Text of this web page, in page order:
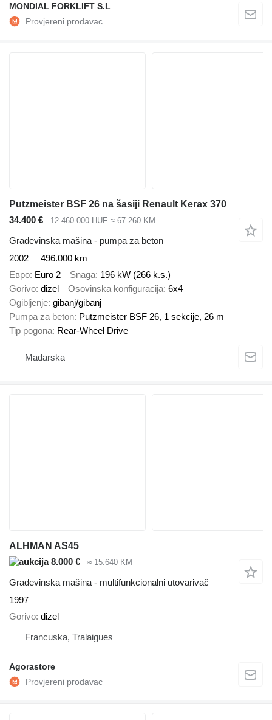
MONDIAL FORKLIFT S.L
Putzmeister BSF 26 na šasiji Renault Kerax 370
34.400 €
12.460.000 HUF ≈ 67.260 KM
Građevinska mašina - pumpa za beton
2002
496.000 km
Евро Euro 2 Snaga 196 kW (266 k.s.)
Gorivo dizel Osovinska konfiguracija 6x4
Ogibljenje gibanj/gibanj
Pumpa za beton Putzmeister BSF 26, 1 sekcije, 26 m
Tip pogona Rear-Wheel Drive
Mađarska
ALHMAN AS45
8.000 €
≈ 15.640 KM
Građevinska mašina - multifunkcionalni utovarivač
1997
Gorivo dizel
Francuska, Tralaigues
Agorastore